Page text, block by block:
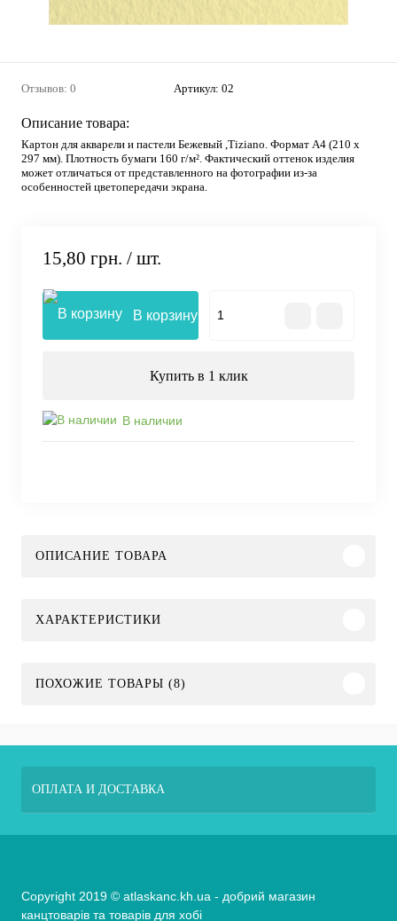
Отзывов: 0 Артикул: 02
Описание товара:
Картон для акварели и пастели Бежевый ,Tiziano. Формат А4 (210 х
297 мм). Плотность бумаги 160 г/м². Фактический оттенок изделия
может отличаться от представленного на фотографии из-за
особенностей цветопередачи экрана.
15,80 грн. / шт.
В корзину
Купить в 1 клик
В наличии
ОПИСАНИЕ ТОВАРА
ХАРАКТЕРИСТИКИ
ПОХОЖИЕ ТОВАРЫ (8)
ОПЛАТА И ДОСТАВКА
Copyright 2019 © atlaskanc.kh.ua - добрий магазин
канцтоварів та товарів для хобі